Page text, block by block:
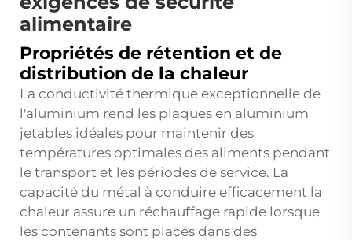
alimentaire
Propriétés de rétention et de
distribution de la chaleur
La conductivité thermique exceptionnelle de
l'aluminium rend les plaques en aluminium
jetables idéales pour maintenir des
températures optimales des aliments pendant
le transport et les périodes de service. La
capacité du métal à conduire efficacement la
chaleur assure un réchauffage rapide lorsque
les contenants sont placés dans des